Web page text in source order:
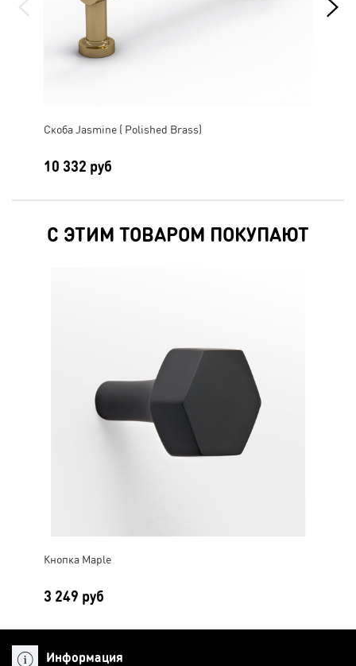
Скоба Jasmine ( Polished Brass)
10 332 руб
С ЭТИМ ТОВАРОМ ПОКУПАЮТ
Кнопка Maple
3 249 руб
Информация